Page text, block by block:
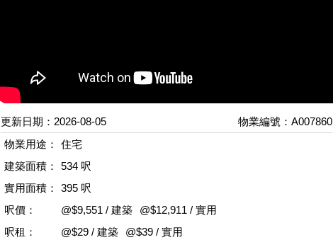
更新日期：2026-08-05
物業編號：A007860
物業用途：
住宅
建築面積：
534 呎
實用面積：
395 呎
呎價：
@$9,551 / 建築
@$12,911 / 實用
呎租：
@$29 / 建築
@$39 / 實用